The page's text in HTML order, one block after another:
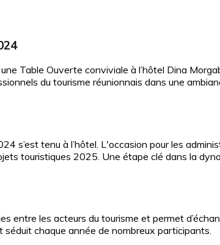
Table Ouverte conviviale à l’hôtel Dina
du tourisme réunionnais dans une
s’est tenu à l’hôtel. L'occasion pour les
touristiques 2025. Une étape clé dans la
entre les acteurs du tourisme et permet
chaque année de nombreux participants.